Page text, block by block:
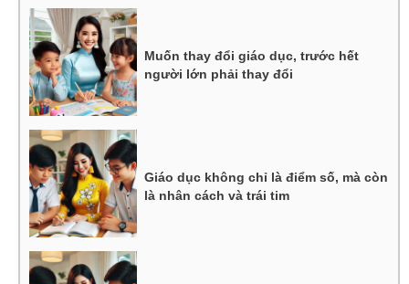
Muốn thay đổi giáo dục, trước hết
người lớn phải thay đổi
Giáo dục không chỉ là điểm số, mà còn
là nhân cách và trái tim